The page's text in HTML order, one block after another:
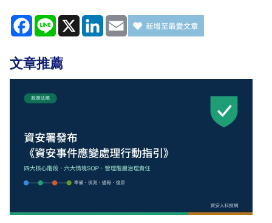
Facebook
Line X LinkedIn
Email
文章推薦